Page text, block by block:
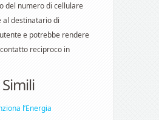
del numero di cellulare
al destinatario di
e potrebbe rendere
reciproco in
l’Energia